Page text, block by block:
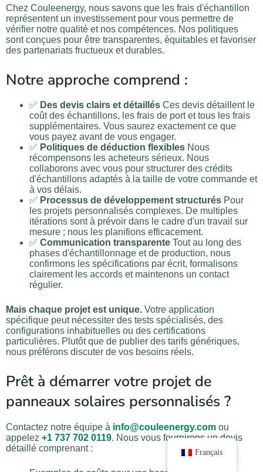
Chez Couleenergy, nous savons que les frais d'échantillon
représentent un investissement pour vous permettre de
vérifier notre qualité et nos compétences. Nos politiques
sont conçues pour être transparentes, équitables et favoriser
des partenariats fructueux et durables.
Notre approche comprend :
✅ Des devis clairs et détaillés Ces devis détaillent le
coût des échantillons, les frais de port et tous les frais
supplémentaires. Vous saurez exactement ce que
vous payez avant de vous engager.
✅ Politiques de déduction flexibles Nous
récompensons les acheteurs sérieux. Nous
collaborons avec vous pour structurer des crédits
d'échantillons adaptés à la taille de votre commande et
à vos délais.
✅ Processus de développement structurés Pour
les projets personnalisés complexes. De multiples
itérations sont à prévoir dans le cadre d'un travail sur
mesure ; nous les planifions efficacement.
✅ Communication transparente Tout au long des
phases d'échantillonnage et de production, nous
confirmons les spécifications par écrit, formalisons
clairement les accords et maintenons un contact
régulier.
Mais chaque projet est unique. Votre application
spécifique peut nécessiter des tests spécialisés, des
configurations inhabituelles ou des certifications
particulières. Plutôt que de publier des tarifs génériques,
nous préférons discuter de vos besoins réels.
Prêt à démarrer votre projet de
panneaux solaires personnalisés ?
Contactez notre équipe à info@couleenergy.com ou
appelez +1 737 702 0119. Nous vous fournirons un devis
détaillé comprenant :
Français